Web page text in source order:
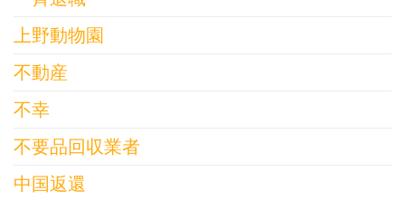
上野動物園
不動産
不幸
不要品回収業者
中国返還